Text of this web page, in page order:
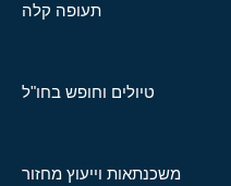
תעופה קלה
טיולים וחופש בחו"ל
משכנתאות וייעוץ מחזור